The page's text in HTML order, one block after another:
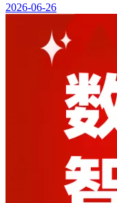
2026-06-26